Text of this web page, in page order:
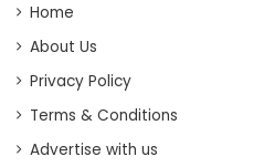
Home
About Us
Privacy Policy
Terms & Conditions
Advertise with us